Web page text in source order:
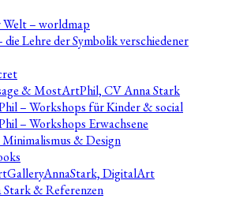
Welt – worldmap
die Lehre der Symbolik verschiedener
& MostArtPhil, CV Anna Stark
– Workshops für Kinder & social
– Workshops Erwachsene
Minimalismus & Design
DigitalArt
& Referenzen